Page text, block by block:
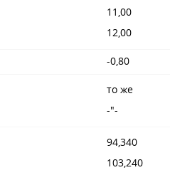
11,00
12,00
-0,80
то же
-"-
94,340
103,240